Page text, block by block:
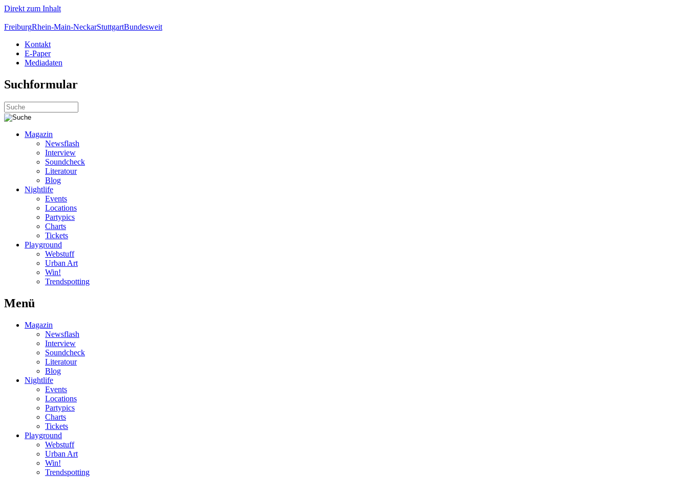
Direkt zum Inhalt
FreiburgRhein-Main-NeckarStuttgartBundesweit
Kontakt
E-Paper
Mediadaten
Suchformular
Magazin
Newsflash
Interview
Soundcheck
Literatour
Blog
Nightlife
Events
Locations
Partypics
Charts
Tickets
Playground
Webstuff
Urban Art
Win!
Trendspotting
Menü
Magazin
Newsflash
Interview
Soundcheck
Literatour
Blog
Nightlife
Events
Locations
Partypics
Charts
Tickets
Playground
Webstuff
Urban Art
Win!
Trendspotting